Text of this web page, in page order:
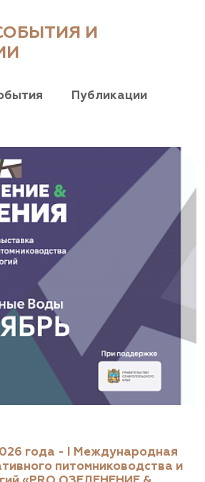
И
Публикации
года - I Международная
питомниководства и